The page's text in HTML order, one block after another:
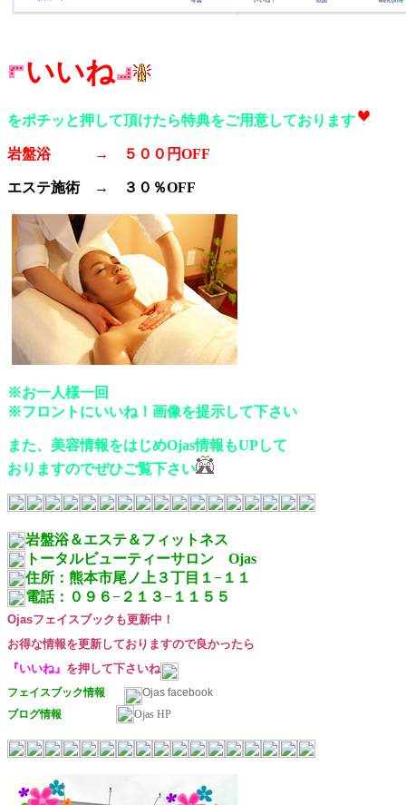
いいね
をポチッと押して頂けたら特典をご用意しております
岩盤浴 → ５００円OFF
エステ施術 → ３０％OFF
※お一人様一回
※フロントにいいね！画像を提示して下さい
また、美容情報をはじめOjas情報もUPして
おりますのでぜひご覧下さい
岩盤浴＆エステ＆フィットネス
トータルビューティーサロン Ojas
住所：熊本市尾ノ上３丁目１−１１
電話：０９６−２１３−１１５５
Ojasフェイスブックも更新中！
お得な情報を更新しておりますので良かったら
『いいね』 を押して下さいね
フェイスブック情報
Ojas facebook
ブログ情報
Ojas HP